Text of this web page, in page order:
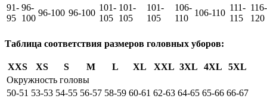
91-
95
96-
100
96-100 96-100
101-
105
101-
105
101-
105
106-
110
106-110
111-
115
116-
120
Таблица соответствия размеров головных уборов:
XXS XS S M L XL XXL 3XL 4XL
5XL
Окружность головы
50-51 53-53 54-55 56-57 58-59 60-61 62-63 64-65 65-66 66-67